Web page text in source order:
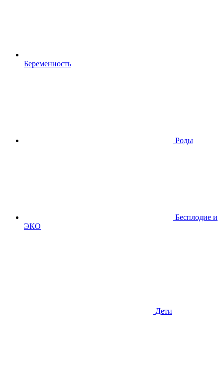
Беременность
Роды
Бесплодие и
ЭКО
Дети